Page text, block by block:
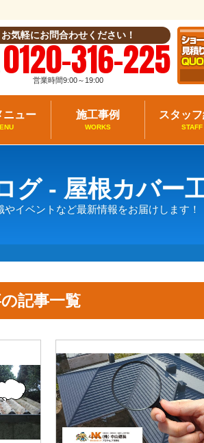
お気軽にお問合わせください！
0120-316-225
営業時間9:00～19:00
ニュー 施工事例
WORKS
スタッ
STAFF
グ - 屋根カバー
イベントなど最新情報をお届けします！
記事一覧